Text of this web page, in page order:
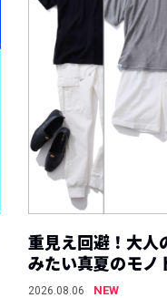
重見え回避！大人
みたい真夏のモノ
2026.08.06
NEW